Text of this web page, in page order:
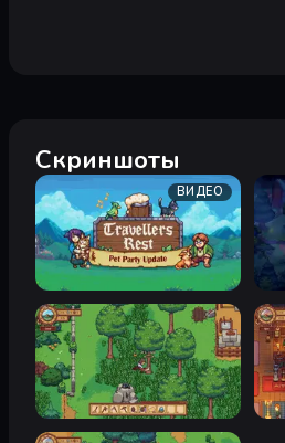
Скриншоты
ВИДЕО